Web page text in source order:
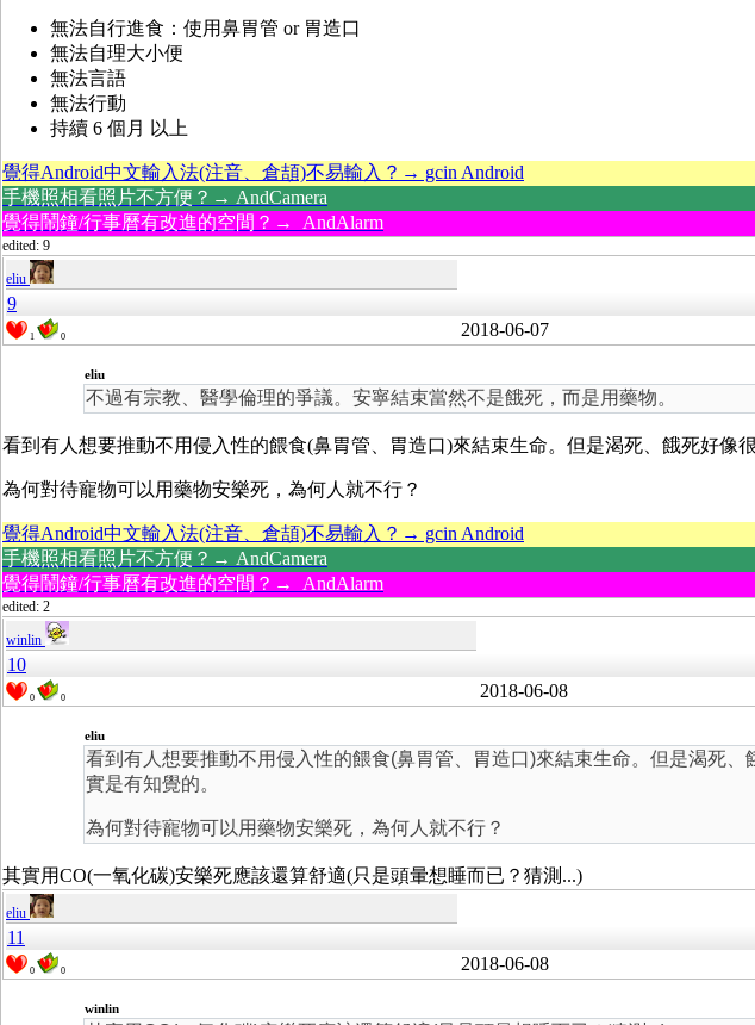
無法自行進食：使用鼻胃管 or 胃造口
無法自理大小便
無法言語
無法行動
持續 6 個月 以上
覺得Android中文輸入法(注音、倉頡)不易輸入？→ gcin Android
手機照相看照片不方便？→ AndCamera
覺得鬧鐘/行事曆有改進的空間？→ AndAlarm
edited: 9
eliu
9
1 0 2018-06-07
eliu
不過有宗教、醫學倫理的爭議。安寧結束當然不是餓死，而是用藥物。
看到有人想要推動不用侵入性的餵食(鼻胃管、胃造口)來結束生命。但是渴死、餓死好
為何對待寵物可以用藥物安樂死，為何人就不行？
覺得Android中文輸入法(注音、倉頡)不易輸入？→ gcin Android
手機照相看照片不方便？→ AndCamera
覺得鬧鐘/行事曆有改進的空間？→ AndAlarm
edited: 2
winlin
10
0 0 2018-06-08
eliu
看到有人想要推動不用侵入性的餵食(鼻胃管、胃造口)來結束生命。但是渴死
實是有知覺的。
為何對待寵物可以用藥物安樂死，為何人就不行？
其實用CO(一氧化碳)安樂死應該還算舒適(只是頭暈想睡而已？猜測...)
eliu
11
0 0 2018-06-08
winlin